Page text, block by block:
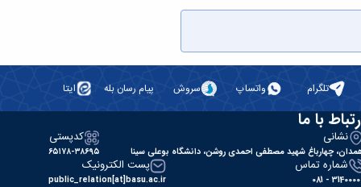
تلگرام واتساپ سروش پیام رسان بله ایتا
با ما
نشانی
چهارباغ شهید مصطفی احمدی روشن، دانشگاه بوعلی سینا
کدپستی
۶۵۱۷۸-۳۸۶۹۵
شماره تماس
31400000 -
پست الکترونیک
public_relation[at]basu.ac.ir